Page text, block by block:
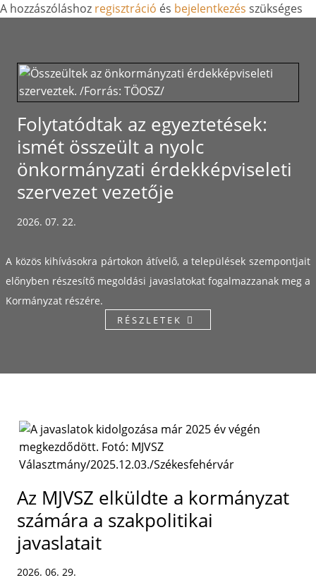
A hozzászóláshoz regisztráció és bejelentkezés szükséges
Folytatódtak az egyeztetések:
ismét összeült a nyolc
önkormányzati érdekképviseleti
szervezet vezetője
2026. 07. 22.
A közös kihívásokra pártokon átívelő, a települések szempontjait
előnyben részesítő megoldási javaslatokat fogalmazzanak meg a
Kormányzat részére.
RÉSZLETEK
Az MJVSZ elküldte a kormányzat
számára a szakpolitikai
javaslatait
2026. 06. 29.